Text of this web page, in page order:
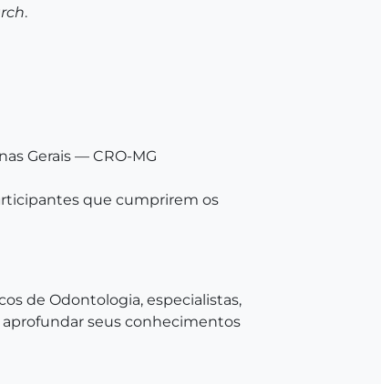
.
Gerais — CRO-MG
que cumprirem os
de Odontologia, especialistas,
seus conhecimentos